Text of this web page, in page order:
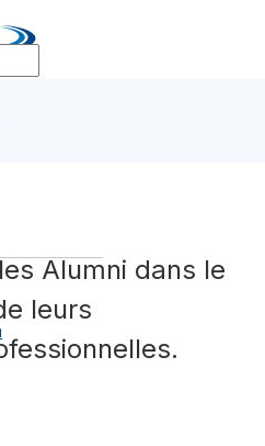
Alumni dans le
leurs